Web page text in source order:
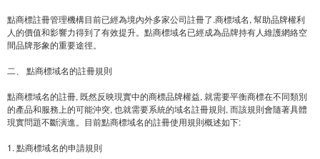
點商標註冊管理機構目前已經為境內外多家公司註冊了.商標域名, 幫助品牌權利
人的價值和影響力得到了有效提升。點商標域名已經成為品牌持有人維護網絡空
間品牌形象的重要途徑。
二、 點商標域名的註冊規則
點商標域名的註冊, 既然反映現實中的商標品牌權益, 就需要平衡商標在不同類別
的產品和服務上的可能沖突, 也就需要系統的域名註冊規則, 而該規則會隨著具體
現實問題不斷演進。目前點商標域名的註冊使用規則概述如下:
1. 點商標域名的申請規則